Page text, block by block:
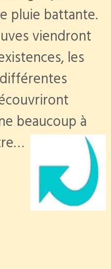
pluie battante.
viendront
les
beaucoup à